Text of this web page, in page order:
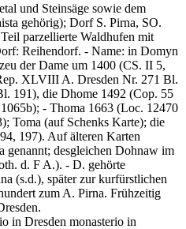
und Steinsäge sowie dem
gehörig); Dorf S. Pirna, SO.
parzellierte Waldhufen mit
Reihendorf. - Name: in Domyn
der Dame um 1400 (CS. II 5,
XLVIII A. Dresden Nr. 271 Bl.
191), die Dhome 1492 (Cop. 55
- Thoma 1663 (Loc. 12470
Toma (auf Schenks Karte); die
197). Auf älteren Karten
genannt; desgleichen Dohnaw im
d. F A.). - D. gehörte
(s.d.), später zur kurfürstlichen
zum A. Pirna. Frühzeitig
in Dresden monasterio in